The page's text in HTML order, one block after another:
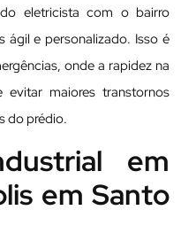
eletricista com o bairro
ágil e personalizado. Isso é
onde a rapidez na
maiores transtornos
do prédio.
em
em Santo